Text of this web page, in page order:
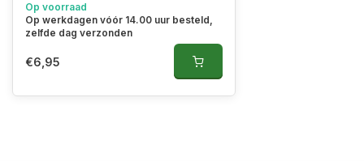
Op voorraad
Op werkdagen vóór 14.00 uur besteld,
zelfde dag verzonden
€6,95